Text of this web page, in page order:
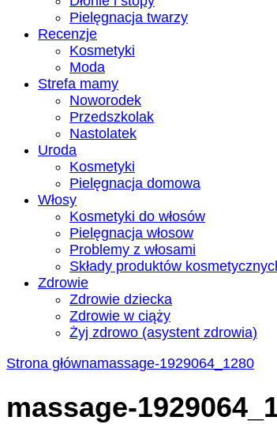
Pielęgnacja twarzy
Recenzje
Kosmetyki
Moda
Strefa mamy
Noworodek
Przedszkolak
Nastolatek
Uroda
Kosmetyki
Pielęgnacja domowa
Włosy
Kosmetyki do włosów
Pielęgnacja włosow
Problemy z włosami
Składy produktów
Zdrowie
Zdrowie dziecka
Zdrowie w ciąży
Żyj zdrowo (asystent zdrowia)
Strona głównamassage-1929064_1280
massage-